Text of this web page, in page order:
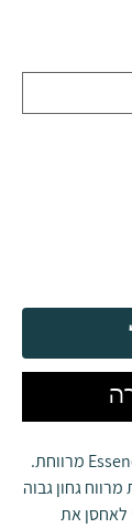
לשדרג את החצר עם חממת Essence מרווחת.
כוללת מרווח גחון גבוה
לאחסן את